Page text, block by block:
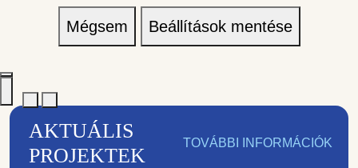
Mégsem Beállítások mentése
AKTUÁLIS
PROJEKTEK
TOVÁBBI INFORMÁCIÓK